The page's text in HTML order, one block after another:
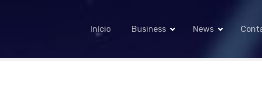
Início Business News